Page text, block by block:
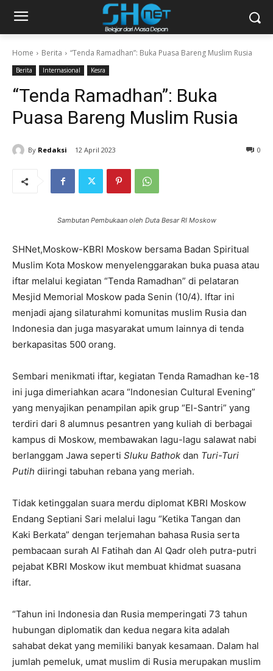
Home Berita “Tenda Ramadhan”: Buka Puasa Bareng Muslim Rusia
Berita Internasional Kesra
“Tenda Ramadhan”: Buka
Puasa Bareng Muslim Rusia
By Redaksi 12 April 2023 0
Sambutan Pembukaan oleh Duta Besar RI Moskow
SHNet,Moskow-KBRI Moskow bersama Badan Spiritual
Muslim Kota Moskow menyelenggarakan buka puasa atau
iftar melalui kegiatan “Tenda Ramadhan” di pelataran
Mesjid Memorial Moskow pada Senin (10/4). Iftar ini
menjadi ajang silaturahmi komunitas muslim Rusia dan
Indonesia dan juga masyarakat umum lainnya di tenda
berkapasitas 500 orang.
Sembari menikmati iftar, kegiatan Tenda Ramadhan ke-18
ini juga dimeriahkan acara “Indonesian Cultural Evening”
yang menyajikan penampilan apik grup “El-Santri” yang
terdiri dari 8 alumnus pesantren yang kuliah di berbagai
kampus di Moskow, membawakan lagu-lagu salawat nabi
berlanggam Jawa seperti Sluku Bathok dan Turi-Turi
Putih diiringi tabuhan rebana yang meriah.
Tidak ketinggalan suara merdu diplomat KBRI Moskow
Endang Septiani Sari melalui lagu “Ketika Tangan dan
Kaki Berkata” dengan terjemahan bahasa Rusia serta
pembacaan surah Al Fatihah dan Al Qadr oleh putra-putri
pejabat KBRI Moskow ikut membuat khidmat suasana
iftar.
“Tahun ini Indonesia dan Rusia memperingati 73 tahun
hubungan diplomatik dan kedua negara kita adalah
sahabat dekat yang memiliki banyak kesamaan. Dalam hal
jumlah pemeluk, umat muslim di Rusia merupakan muslim